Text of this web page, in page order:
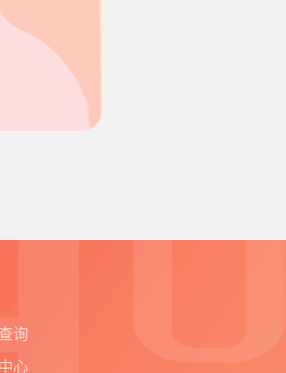
询
心